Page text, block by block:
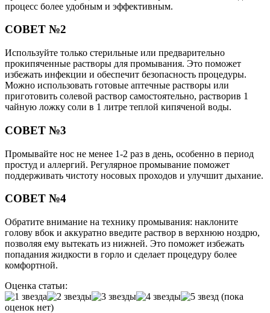
процесс более удобным и эффективным.
СОВЕТ №2
Используйте только стерильные или предварительно
прокипяченные растворы для промывания. Это поможет
избежать инфекции и обеспечит безопасность процедуры.
Можно использовать готовые аптечные растворы или
приготовить солевой раствор самостоятельно, растворив 1
чайную ложку соли в 1 литре теплой кипяченой воды.
СОВЕТ №3
Промывайте нос не менее 1-2 раз в день, особенно в период
простуд и аллергий. Регулярное промывание поможет
поддерживать чистоту носовых проходов и улучшит дыхание.
СОВЕТ №4
Обратите внимание на технику промывания: наклоните
голову вбок и аккуратно введите раствор в верхнюю ноздрю,
позволяя ему вытекать из нижней. Это поможет избежать
попадания жидкости в горло и сделает процедуру более
комфортной.
Оценка статьи:
(пока
оценок нет)